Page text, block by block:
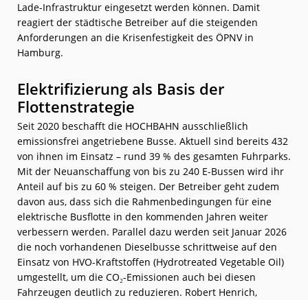
Lade-Infrastruktur eingesetzt werden können. Damit
reagiert der städtische Betreiber auf die steigenden
Anforderungen an die Krisenfestigkeit des ÖPNV in
Hamburg.
Elektrifizierung als Basis der
Flottenstrategie
Seit 2020 beschafft die HOCHBAHN ausschließlich
emissionsfrei angetriebene Busse. Aktuell sind bereits 432
von ihnen im Einsatz – rund 39 % des gesamten Fuhrparks.
Mit der Neuanschaffung von bis zu 240 E-Bussen wird ihr
Anteil auf bis zu 60 % steigen. Der Betreiber geht zudem
davon aus, dass sich die Rahmenbedingungen für eine
elektrische Busflotte in den kommenden Jahren weiter
verbessern werden. Parallel dazu werden seit Januar 2026
die noch vorhandenen Dieselbusse schrittweise auf den
Einsatz von HVO-Kraftstoffen (Hydrotreated Vegetable Oil)
umgestellt, um die CO₂-Emissionen auch bei diesen
Fahrzeugen deutlich zu reduzieren. Robert Henrich,